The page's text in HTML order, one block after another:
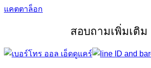
แคตตาล็อก
สอบถามเพิ่มเติม